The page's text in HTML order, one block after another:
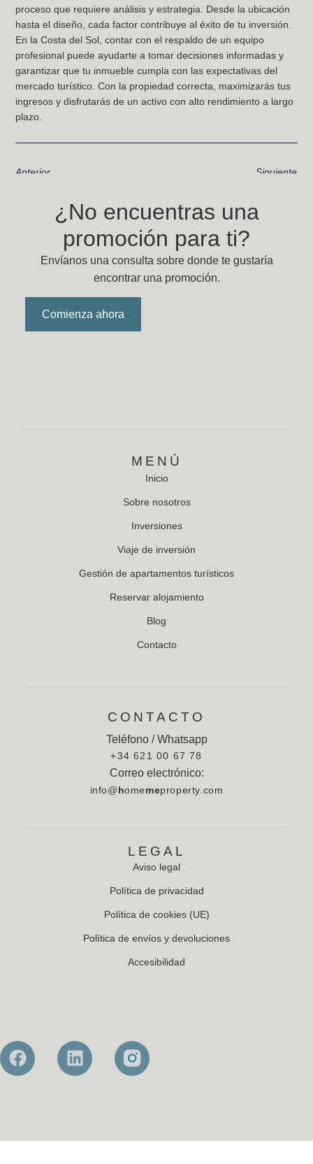
proceso que requiere análisis y estrategia. Desde la ubicación
hasta el diseño, cada factor contribuye al éxito de tu inversión.
En la Costa del Sol, contar con el respaldo de un equipo
profesional puede ayudarte a tomar decisiones informadas y
garantizar que tu inmueble cumpla con las expectativas del
mercado turístico. Con la propiedad correcta, maximizarás tus
ingresos y disfrutarás de un activo con alto rendimiento a largo
plazo.
Anterior Siguiente
¿No encuentras una
promoción para ti?
Envíanos una consulta sobre donde te gustaría
encontrar una promoción.
Comienza ahora
MENÚ
Inicio
Sobre nosotros
Inversiones
Viaje de inversión
Gestión de apartamentos turísticos
Reservar alojamiento
Blog
Contacto
CONTACTO
Teléfono / Whatsapp
+34 621 00 67 78
Correo electrónico:
info@homemeproperty.com
LEGAL
Aviso legal
Política de privacidad
Política de cookies (UE)
Política de envíos y devoluciones
Accesibilidad